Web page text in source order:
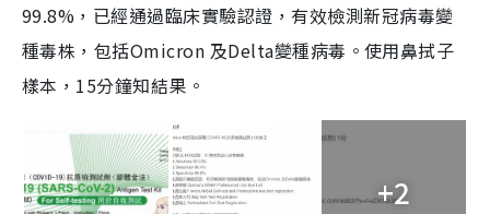
99.8%，已經通過臨床實驗認證，有效檢測新冠病毒變
種毒株，包括Omicron 及Delta變種病毒。使用鼻拭子
樣本，15分鐘知結果。
+2